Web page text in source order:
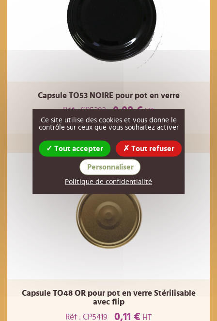
Capsule TO53 NOIRE pour pot en verre
Réf : CP5293
0,08 €HT
AJOUTER AU PANIER
Capsule TO48 OR pour pot en verre Stérilisable
avec flip
Réf : CP5419
0,11 € HT
Ce site utilise des cookies et vous donne le
contrôle sur ceux que vous souhaitez activer
Tout accepter Tout refuser
Personnaliser
Politique de confidentialité